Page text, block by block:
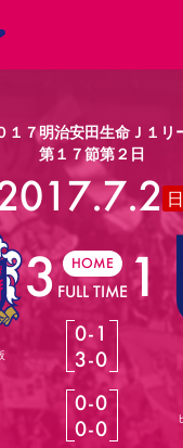
表
ジュール メディア情報 ア
カプレーヤー 歴代所属選手
ケジュール 価格・席種
購
シーズンシート 福祉サー
サービス リセールサービス
キッズ向けサービス
ビジターサポーター観戦ガイ
シーズン記録 求人情報
POINT Program
１７明治安田生命Ｊ１リ
第１７節第２日
日
3 HOME
FULL TIME1
0-1
3-0
0-0
0-0